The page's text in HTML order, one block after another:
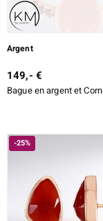
Argent
149,- €
Bague en argent et
-25%